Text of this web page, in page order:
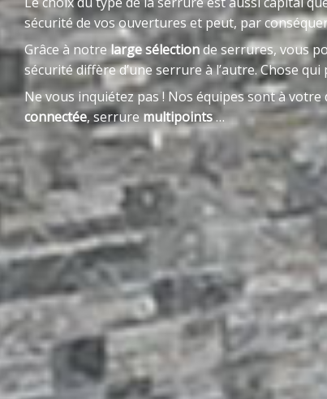
sécurité de vos ouvertures et peut, par
Grâce à notre large sélectionde serrures, vous
sécurité diffère d’une serrure à l’autre. Chose
Ne vous inquiétez pas ! Nos équipes sont à
connectée, serruremultipoints…